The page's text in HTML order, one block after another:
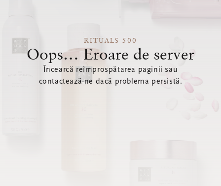
RITUALS 500
Oops… Eroare de server
Încearcă reîmprospătarea paginii sau
contactează-ne dacă problema persistă.